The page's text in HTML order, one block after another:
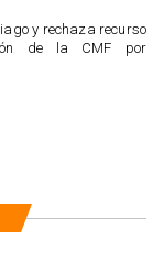
y rechaza recurso
de la CMF por